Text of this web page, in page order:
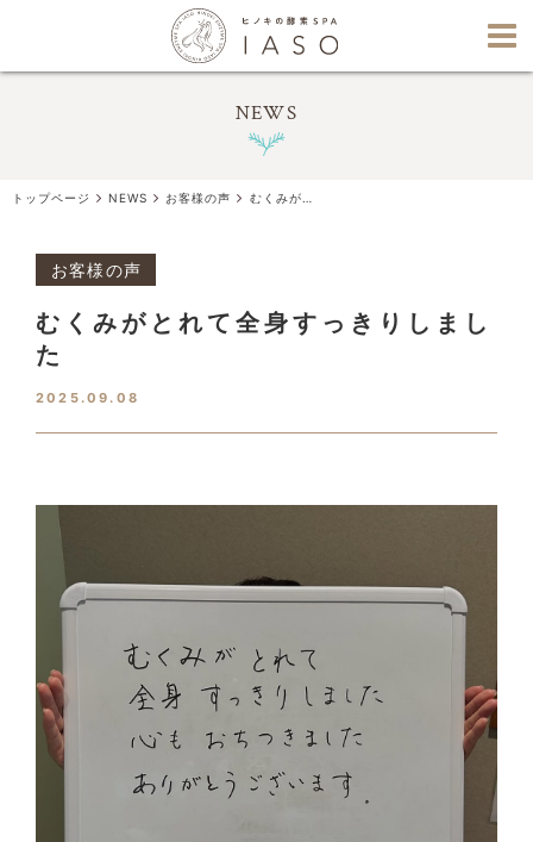
NEWS
トップページ NEWS お客様の声
お客様の声
むくみがとれて全身すっきりしまし
た
2025.09.08